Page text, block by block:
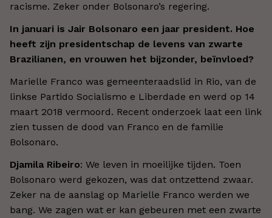
racisme. Zeker onder Bolsonaro’s regering.
In januari is Jair Bolsonaro een jaar president. Hoe
heeft zijn presidentschap de levens van zwarte
Brazilianen, en vrouwen het bijzonder, beïnvloed?
Marielle Franco was gemeenteraadslid in Rio, van de
linkse Partido Socialismo e Liberdade en werd op 14
maart 2018 vermoord. Recent onderzoek laat een link
zien tussen de dood van Franco en de familie
Bolsonaro.
Djamila Ribeiro: We leven in moeilijke tijden. Toen
Bolsonaro werd gekozen, was dat ontzettend zwaar.
Zeker na de aanslag op Marielle Franco werden we
bang. We zagen wat er kan gebeuren met een zwarte